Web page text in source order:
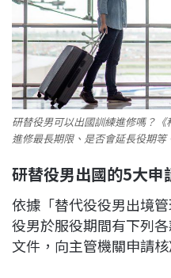
研替役男可以出國訓練進修嗎？
進修最長期限、是否會延長役期等
研替役男出國的5大申
依據「替代役役男出境
役男於服役期間有下列
文件，向主管機關申請核